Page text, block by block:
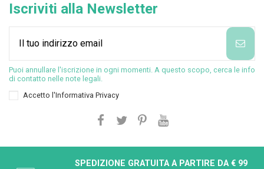
Iscriviti alla Newsletter
Puoi annullare l'iscrizione in ogni momenti. A questo scopo, cerca le info
di contatto nelle note legali.
Accetto l'Informativa Privacy
SPEDIZIONE GRATUITA A PARTIRE DA € 99